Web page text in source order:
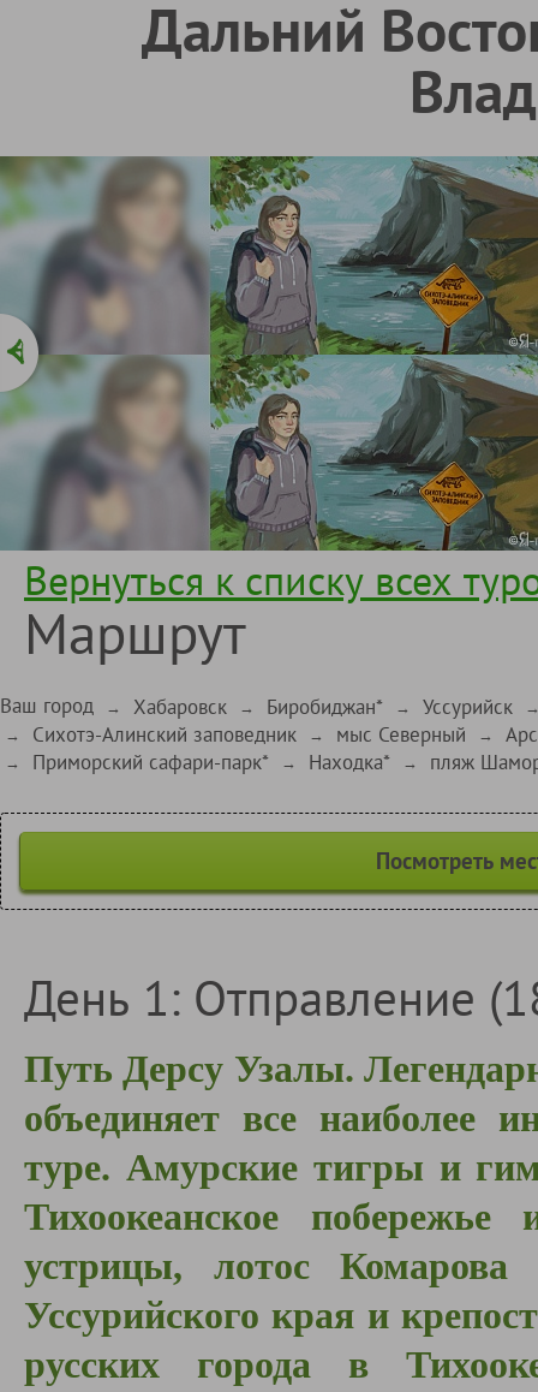
Дальний
Вернуться к списку всех
Маршрут
Ваш город → Хабаровск → Биробиджан* → Уссурийск
→
Сихотэ-Алинский заповедник → мыс Северный →
→ Приморский сафари-парк* → Находка* → пляж
Посмотреть
День 1: Отправление
Путь Дерсу Узалы.
объединяет все наиболее
туре. Амурские тигры и
Тихоокеанское
устрицы, лотос
Уссурийского края и
русских города в